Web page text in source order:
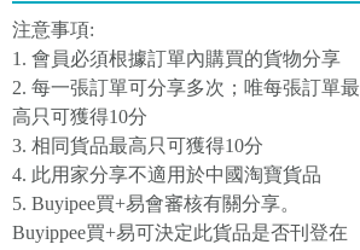
注意事項:
1. 會員必須根據訂單內購買的貨物分享
2. 每一張訂單可分享多次；唯每張訂單最
高只可獲得10分
3. 相同貨品最高只可獲得10分
4. 此用家分享不適用於中國淘寶貨品
5. Buyipee買+易會審核有關分享。
Buyippee買+易可決定此貨品是否刊登在